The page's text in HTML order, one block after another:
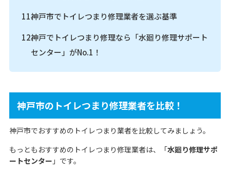
神戸市でトイレつまり修理業者を選ぶ基準
神戸でトイレつまり修理なら「水廻り修理サポート
センター」がNo.1！
神戸市のトイレつまり修理業者を比較！
神戸市でおすすめのトイレつまり業者を比較してみましょう。
もっともおすすめのトイレつまり修理業者は、「水廻り修理サポ
ートセンター 」です。